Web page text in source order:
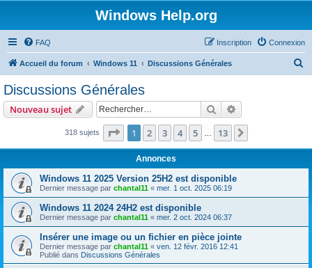
Windows Help.org
FAQ Connexion
Inscription
Accueil du forum Windows 11 Discussions Générales
e
Discussions Générales
Nouveau sujet Rechercher
318 sujets Page 1sur13
1 2 3 4 5 13
Annonces
Windows 11 2025 Version 25H2 est disponible
Dernier message par chantal11 « mer. 1 oct. 2025 06:19
Windows 11 2024 24H2 est disponible
Dernier message par chantal11 « mer. 2 oct. 2024 06:37
Insérer une image ou un fichier en pièce jointe
Dernier message par chantal11 « ven. 12 févr. 2016 12:41
Publié dans Discussions Générales